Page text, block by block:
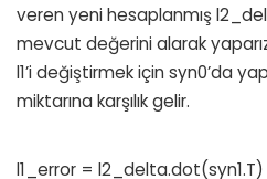
veren yeni hesaplanmış
mevcut değerini alarak
l1’i değiştirmek için syn0’da
miktarına karşılık gelir.
l1_error = l2_delta.dot(syn1.T)